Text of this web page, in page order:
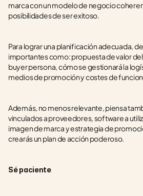
marca con un modelo de negocio
posibilidades de ser exitoso.
Para lograr una planificación adecuada,
importantes como: propuesta de valor
buyer persona, cómo se gestionará la
medios de promoción y costes de
Además, no menos relevante, piensa
vinculados a proveedores, software a
imagen de marca y estrategia de
crearás un plan de acción poderoso.
Sé paciente